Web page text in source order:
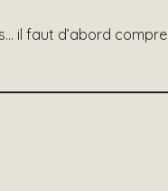
il faut d’abord